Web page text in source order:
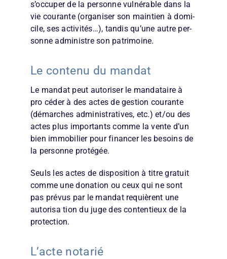
s’occuper de la personne vulnérable dans la
vie courante (organiser son maintien à domi­
cile, ses activités…), tandis qu’une autre per­
sonne administre son patrimoine.
Le contenu du mandat
Le mandat peut autoriser le mandataire à
pro­ céder à des actes de gestion courante
(démarches administratives, etc.) et/ou des
actes plus importants comme la vente d’un
bien immobilier pour financer les besoins de
la personne protégée.
Seuls les actes de disposition à titre gratuit
comme une donation ou ceux qui ne sont
pas prévus par le mandat requièrent une
autorisa­ tion du juge des contentieux de la
protection.
L’acte notarié